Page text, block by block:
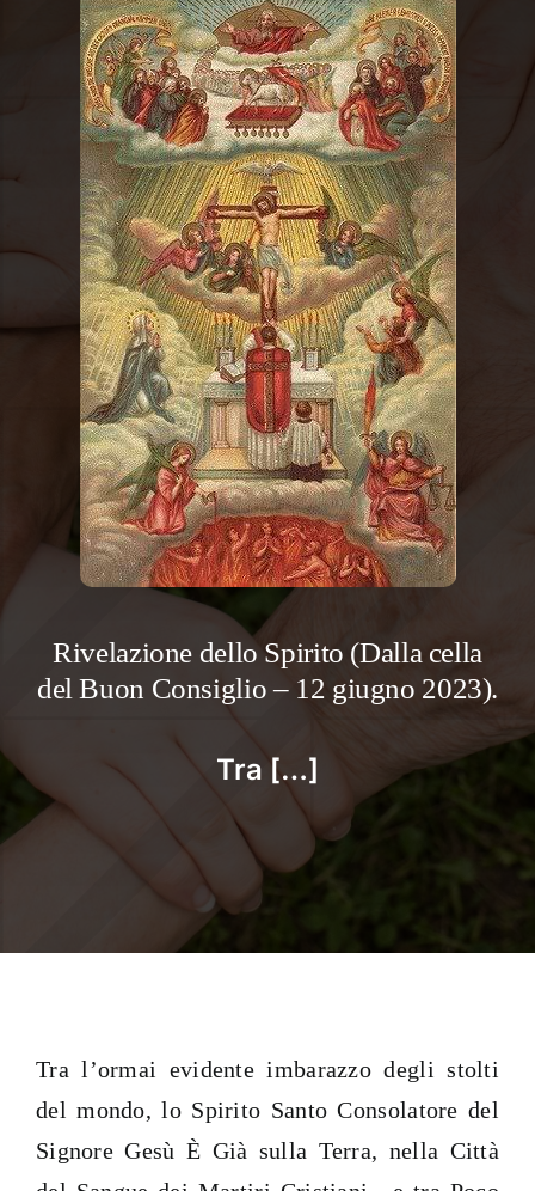
Rivelazione dello Spirito (Dalla cella
del Buon Consiglio – 12 giugno 2023).
Tra […]
Tra l’ormai evidente imbarazzo degli stolti
del mondo, lo Spirito Santo Consolatore del
Signore Gesù È Già sulla Terra, nella Città